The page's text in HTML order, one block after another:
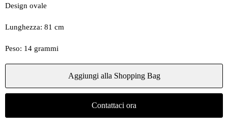
Design ovale
Lunghezza: 81 cm
Peso: 14 grammi
Aggiungi alla Shopping Bag
Contattaci ora